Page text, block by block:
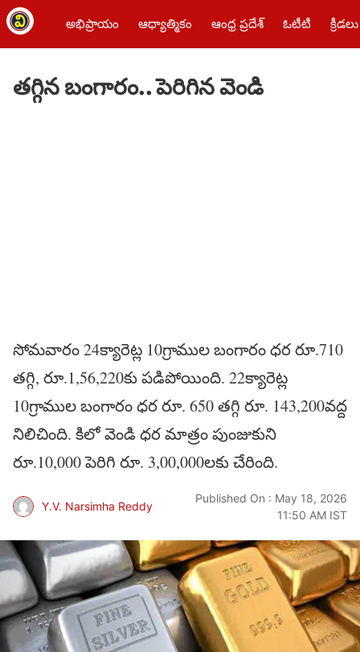
అభిప్రాయం ఆధ్యాత్మికం ఆంధ్ర ప్రదేశ్ ఓటీటీ క్రీడలు
తగ్గిన బంగారం.. పెరిగిన వెండి
సోమవారం 24క్యారెట్ల 10గ్రాముల బంగారం ధర రూ.710
తగ్గి, రూ.1,56,220కు పడిపోయింది. 22క్యారెట్ల
10గ్రాముల బంగారం ధర రూ. 650 తగ్గి రూ. 143,200వద్ద
నిలిచింది. కిలో వెండి ధర మాత్రం పుంజుకుని
రూ.10,000 పెరిగి రూ. 3,00,000లకు చేరింది.
Y.V. Narsimha Reddy
Published On : May 18, 2026
11:50 AM IST